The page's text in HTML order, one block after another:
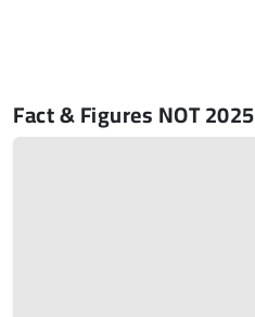
Fact & Figures NOT 2025